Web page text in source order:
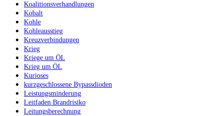
Koalitionsverhandlungen
Kobalt
Kohle
Kohleausstieg
Kreuzverbindungen
Krieg
Kriege um ÖL
Krieg um ÖL
Kurioses
kurzgeschlossene Bypassdioden
Leistungsminderung
Leitfaden Brandrisiko
Leitungsberechnung